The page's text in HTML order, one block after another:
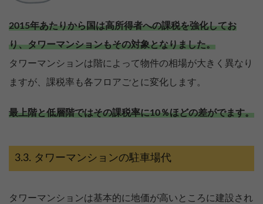
2015年あたりから国は高所得者への課税を強化してお
り、タワーマンションもその対象となりました。
タワーマンションは階によって物件の相場が大きく異なり
ますが、課税率も各フロアごとに変化します。
最上階と低層階ではその課税率に10％ほどの差がでます。
タワーマンションの駐車場代
タワーマンションは基本的に地価が高いところに建設され